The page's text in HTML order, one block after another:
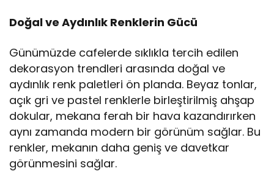
Doğal ve Aydınlık Renklerin Gücü
Günümüzde cafelerde sıklıkla tercih edilen
dekorasyon trendleri arasında doğal ve
aydınlık renk paletleri ön planda. Beyaz tonlar,
açık gri ve pastel renklerle birleştirilmiş ahşap
dokular, mekana ferah bir hava kazandırırken
aynı zamanda modern bir görünüm sağlar. Bu
renkler, mekanın daha geniş ve davetkar
görünmesini sağlar.